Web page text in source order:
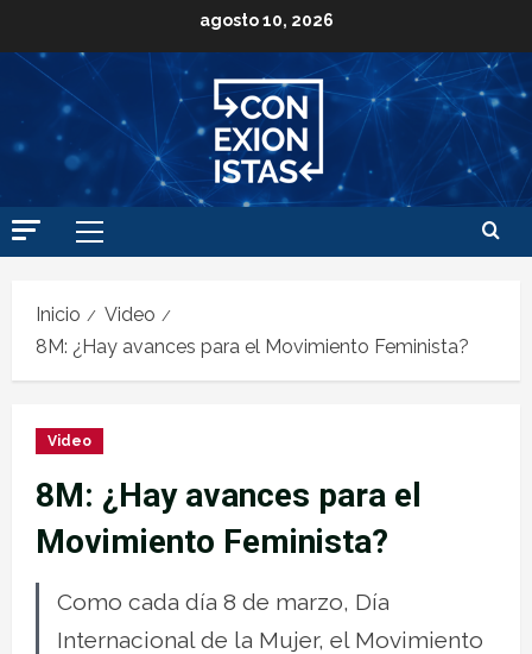
agosto 10, 2026
Inicio
Video
8M: ¿Hay avances para el Movimiento Feminista?
Video
8M: ¿Hay avances para el
Movimiento Feminista?
Como cada día 8 de marzo, Día
Internacional de la Mujer, el Movimiento